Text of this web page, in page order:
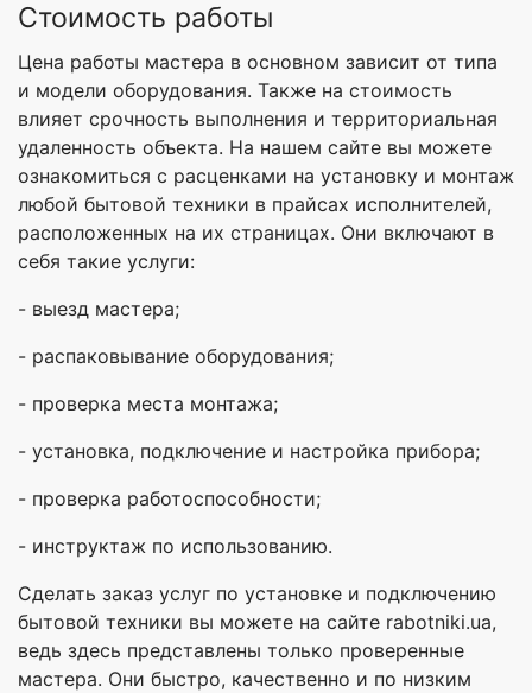
Стоимость работы
Цена работы мастера в основном зависит от типа
и модели оборудования. Также на стоимость
влияет срочность выполнения и территориальная
удаленность объекта. На нашем сайте вы можете
ознакомиться с расценками на установку и монтаж
любой бытовой техники в прайсах исполнителей,
расположенных на их страницах. Они включают в
себя такие услуги:
- выезд мастера;
- распаковывание оборудования;
- проверка места монтажа;
- установка, подключение и настройка прибора;
- проверка работоспособности;
- инструктаж по использованию.
Сделать заказ услуг по установке и подключению
бытовой техники вы можете на сайте rabotniki.ua,
ведь здесь представлены только проверенные
мастера. Они быстро, качественно и по низким